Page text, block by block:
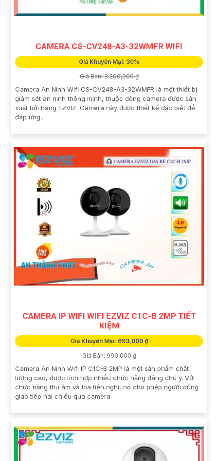
CAMERA CS-CV248-A3-32WMFR WIFI
Giá Khuyến Mại: 30%
Giá Bán: 3,200,000 ₫
Camera An Ninh Wifi CS-CV248-A3-32WMFR là một thiết bị
giám sát an ninh thông minh, thuộc dòng camera được sản
xuất bởi hãng EZVIZ. Camera này được thiết kế đặc biệt để
đáp ứng...
CAMERA IP WIFI WIFI EZVIZ C1C-B 2MP TIẾT
KIỆM
Giá Khuyến Mại: 693,000 ₫
Giá Bán: 990,000 ₫
Camera An Ninh Wifi IP C1C-B 2MP là một sản phẩm chất
lượng cao, được tích hợp nhiều chức năng đáng chú ý. Với
chức năng thu âm và loa tiên nghi, nó cho phép người dùng
giao tiếp hai chiều qua camera